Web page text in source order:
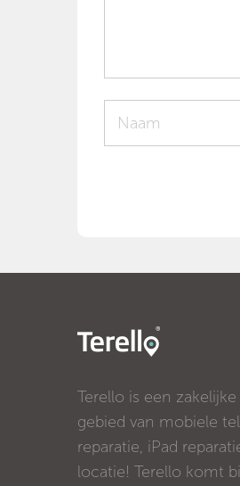
Terello is een
gebied van mobiele
reparatie, iPad
locatie! Terello komt